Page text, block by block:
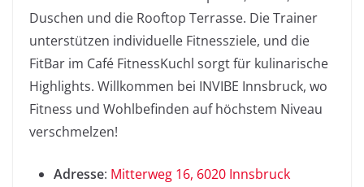
Duschen und die Rooftop Terrasse. Die Trainer
unterstützen individuelle Fitnessziele, und die
FitBar im Café FitnessKuchl sorgt für kulinarische
Highlights. Willkommen bei INVIBE Innsbruck, wo
Fitness und Wohlbefinden auf höchstem Niveau
verschmelzen!
Adresse: Mitterweg 16, 6020 Innsbruck